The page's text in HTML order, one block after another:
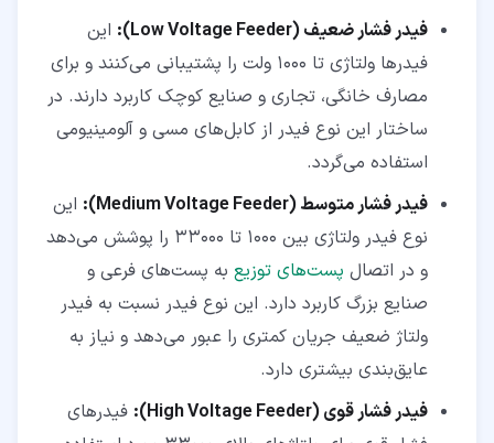
فیدر فشار ضعیف (Low Voltage Feeder):
این
فیدرها ولتاژی تا 1000 ولت را پشتیبانی می‌کنند و برای
مصارف خانگی، تجاری و صنایع کوچک کاربرد دارند. در
ساختار این نوع فیدر از کابل‌های مسی و آلومینیومی
استفاده می‌گردد.
فیدر فشار متوسط (Medium Voltage Feeder):
این
نوع فیدر ولتاژی بین 1000 تا 33000 را پوشش می‌دهد
و در اتصال پست‌های توزیع به پست‌های فرعی و
صنایع بزرگ کاربرد دارد. این نوع فیدر نسبت به فیدر
ولتاژ ضعیف جریان کمتری را عبور می‌دهد و نیاز به
عایق‌بندی بیشتری دارد.
فیدر فشار قوی (High Voltage Feeder):
فیدرهای